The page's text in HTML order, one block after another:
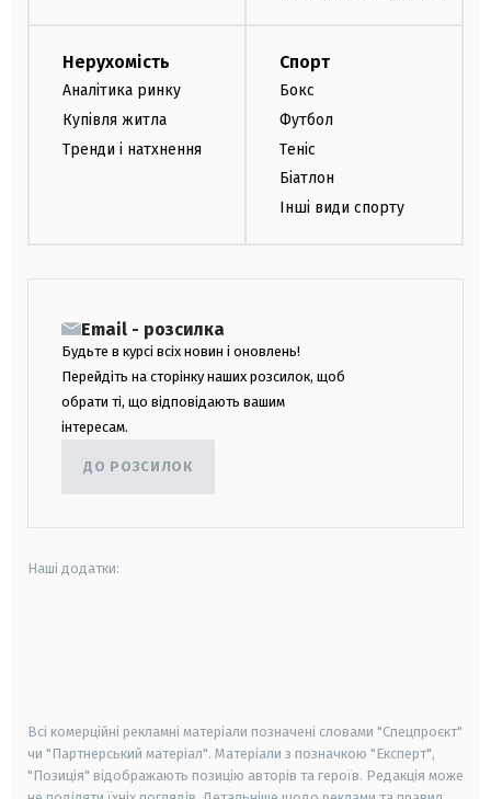
Нерухомість
Аналітика ринку
Купівля житла
Тренди і натхнення
Спорт
Бокс
Футбол
Теніс
Біатлон
Інші види спорту
Email - розсилка
Будьте в курсі всіх новин і оновлень!
Перейдіть на сторінку наших розсилок, щоб
обрати ті, що відповідають вашим
інтересам.
ДО РОЗСИЛОК
Наші додатки:
Всі комерційні рекламні матеріали позначені словами "Спецпроєкт"
чи "Партнерський матеріал". Матеріали з позначкою "Експерт",
"Позиція" відображають позицію авторів та героїв. Редакція може